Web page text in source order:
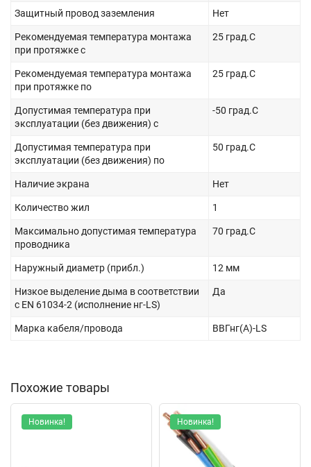
Защитный провод заземления Нет
Рекомендуемая температура монтажа
при протяжке с
25 град.C
Рекомендуемая температура монтажа
при протяжке по
25 град.C
Допустимая температура при
эксплуатации (без движения) с
-50 град.C
Допустимая температура при
эксплуатации (без движения) по
50 град.C
Наличие экрана Нет
Количество жил 1
Максимально допустимая температура
проводника
70 град.C
Наружный диаметр (прибл.) 12 мм
Низкое выделение дыма в соответствии
с EN 61034-2 (исполнение нг-LS)
Да
Марка кабеля/провода ВВГнг(А)-LS
Похожие товары
Новинка! Новинка!